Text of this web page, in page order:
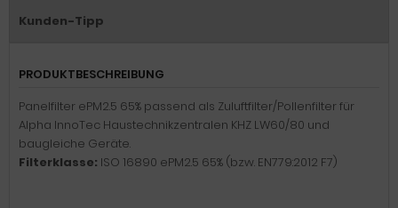
Kunden-Tipp
PRODUKTBESCHREIBUNG
Panelfilter ePM2.5 65% passend als Zuluftfilter/Pollenfilter für
Alpha InnoTec Haustechnikzentralen KHZ LW60/80 und
baugleiche Geräte.
Filterklasse: ISO 16890 ePM2.5 65% (bzw. EN779:2012 F7)